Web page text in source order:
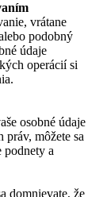
vrátane
podobný
údaje
operácií si
osobné údaje
práv, môžete sa
podnety a
domnievate, že